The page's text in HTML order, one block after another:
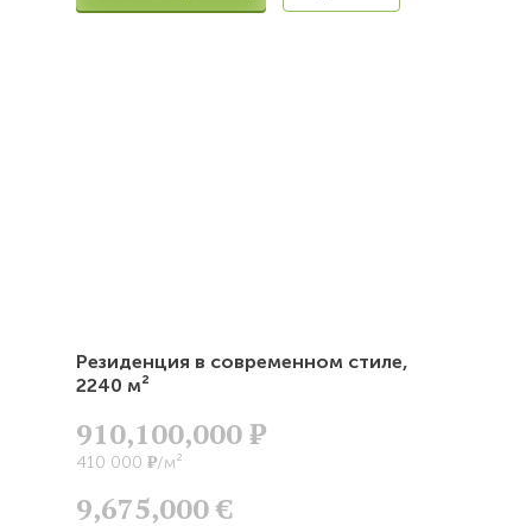
Резиденция в современном стиле,
2240 м²
910,100,000Р
410 000 Р/м²
9,675,000 €